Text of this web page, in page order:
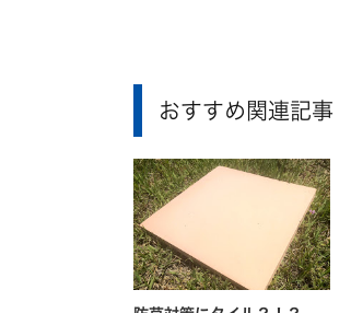
おすすめ関連記事